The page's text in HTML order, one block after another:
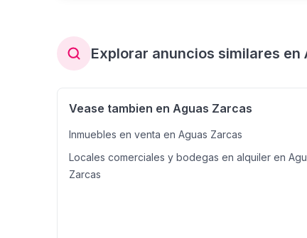
Explorar anuncios similares en
Vease tambien en Aguas Zarcas
Inmuebles en venta en Aguas Zarcas
Locales comerciales y bodegas en alquiler en
Zarcas